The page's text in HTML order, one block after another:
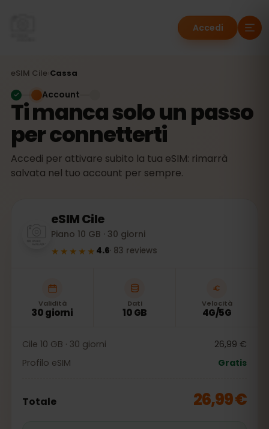
Accedi
eSIM Cile Cassa
Ti manca solo un passo
per connetterti
Accedi per attivare subito la tua eSIM: rimarrà
salvata nel tuo account per sempre.
Account
eSIMCile
Piano 10 GB · 30 giorni
★★★★★ 4.6· 83 reviews
Validità
30 giorni
Dati
10 GB
Velocità
4G/5G
Cile 10 GB · 30 giorni
26,99 €
Profilo eSIM
Gratis
Totale 26,99 €